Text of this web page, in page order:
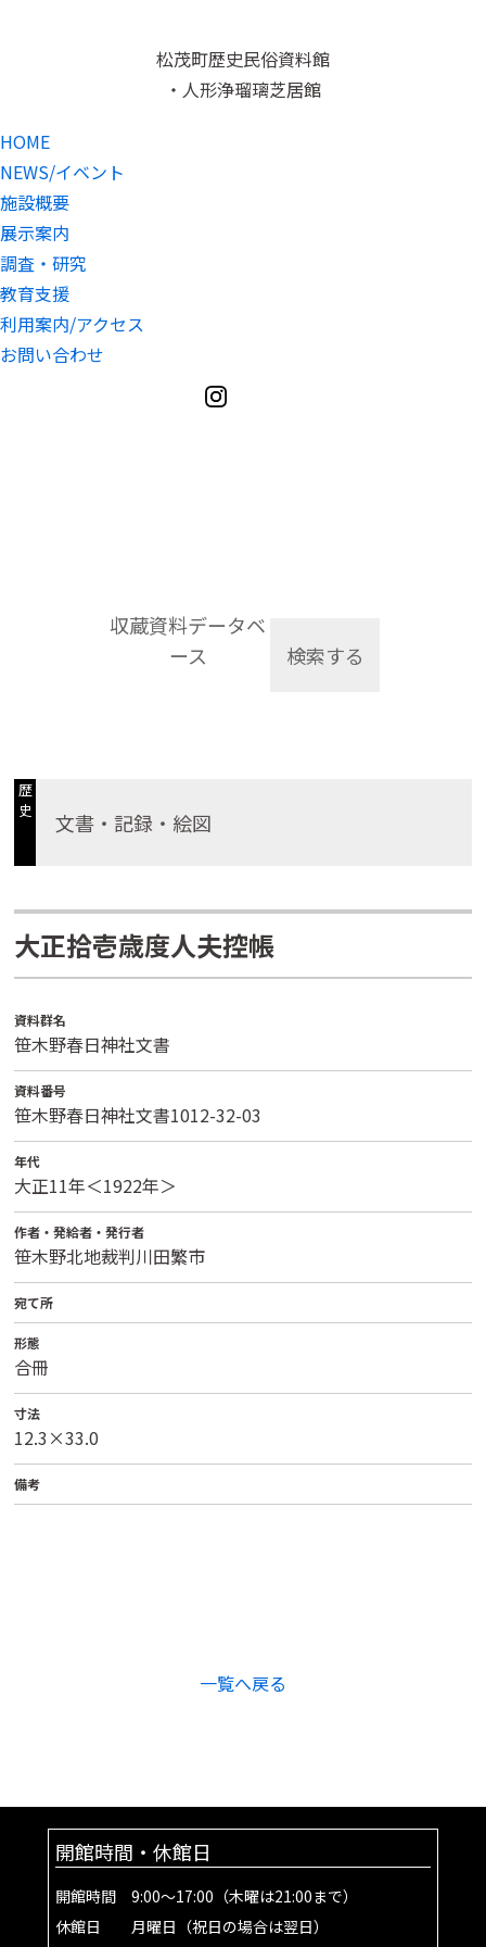
松茂町歴史民俗資料館
・人形浄瑠璃芝居館
HOME
NEWS/イベント
施設概要
展示案内
調査・研究
教育支援
利用案内/アクセス
お問い合わせ
収蔵資料データベ
ース
検索する
歴
史
文書・記録・絵図
大正拾壱歳度人夫控帳
資料群名
笹木野春日神社文書
資料番号
笹木野春日神社文書1012-32-03
年代
大正11年＜1922年＞
作者・発給者・発行者
笹木野北地裁判川田繁市
宛て所
形態
合冊
寸法
12.3×33.0
備考
一覧へ戻る
開館時間・休館日
開館時間 9:00～17:00（木曜は21:00まで）
休館日 月曜日（祝日の場合は翌日）